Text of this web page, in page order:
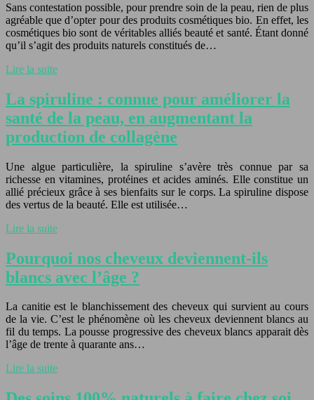
Sans contestation possible, pour prendre soin de la peau, rien de plus
agréable que d’opter pour des produits cosmétiques bio. En effet, les
cosmétiques bio sont de véritables alliés beauté et santé. Étant donné
qu’il s’agit des produits naturels constitués de…
Lire la suite
La spiruline : connue pour améliorer la
santé de la peau, en augmentant la
production de collagène
Une algue particulière, la spiruline s’avère très connue par sa
richesse en vitamines, protéines et acides aminés. Elle constitue un
allié précieux grâce à ses bienfaits sur le corps. La spiruline dispose
des vertus de la beauté. Elle est utilisée…
Lire la suite
Pourquoi nos cheveux deviennent-ils
blancs avec l’âge ?
La canitie est le blanchissement des cheveux qui survient au cours
de la vie. C’est le phénomène où les cheveux deviennent blancs au
fil du temps. La pousse progressive des cheveux blancs apparait dès
l’âge de trente à quarante ans…
Lire la suite